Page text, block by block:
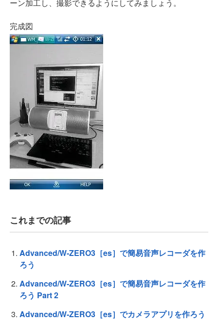
ーン加工し、撮影できるようにしてみましょう。
完成図
これまでの記事
Advanced/W-ZERO3［es］で簡易音声レコーダを作
ろう
Advanced/W-ZERO3［es］で簡易音声レコーダを作
ろう Part 2
Advanced/W-ZERO3［es］でカメラアプリを作ろう